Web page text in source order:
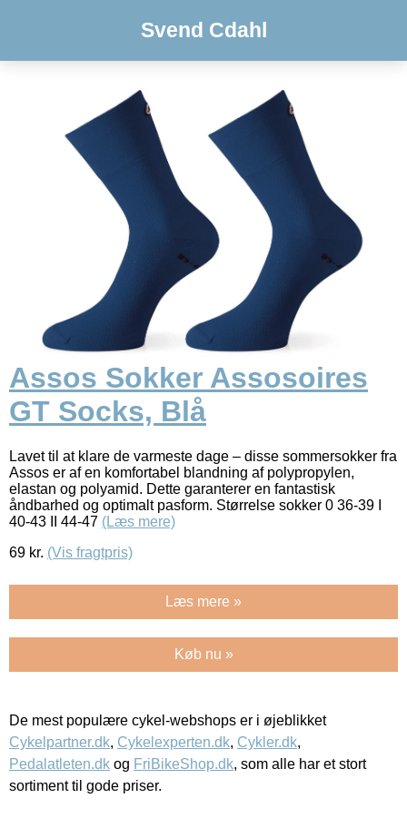
Svend Cdahl
Assos Sokker Assosoires
GT Socks, Blå
Lavet til at klare de varmeste dage – disse sommersokker fra
Assos er af en komfortabel blandning af polypropylen,
elastan og polyamid. Dette garanterer en fantastisk
åndbarhed og optimalt pasform. Størrelse sokker 0 36-39 I
40-43 II 44-47 (Læs mere)
69 kr. (Vis fragtpris)
Læs mere »
Køb nu »
De mest populære cykel-webshops er i øjeblikket
Cykelpartner.dk, Cykelexperten.dk, Cykler.dk,
Pedalatleten.dk og FriBikeShop.dk, som alle har et stort
sortiment til gode priser.